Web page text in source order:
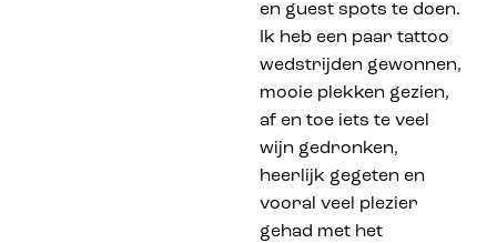
en guest spots te doen.
Ik heb een paar tattoo
wedstrijden gewonnen,
mooie plekken gezien,
af en toe iets te veel
wijn gedronken,
heerlijk gegeten en
vooral veel plezier
gehad met het